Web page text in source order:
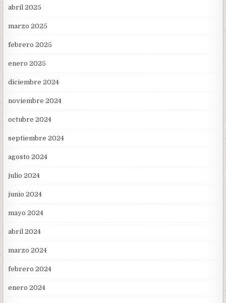
abril 2025
marzo 2025
febrero 2025
enero 2025
diciembre 2024
noviembre 2024
octubre 2024
septiembre 2024
agosto 2024
julio 2024
junio 2024
mayo 2024
abril 2024
marzo 2024
febrero 2024
enero 2024